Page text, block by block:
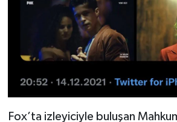
Fox’ta izleyiciyle buluşan